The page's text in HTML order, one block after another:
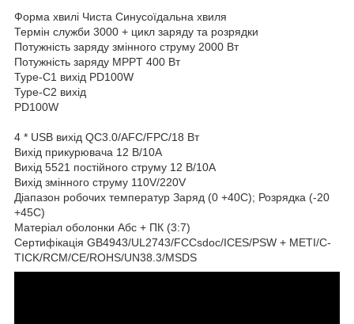
Форма хвилі Чиста Синусоїдальна хвиля
Термін служби 3000 + цикл заряду та розрядки
Потужність заряду змінного струму 2000 Вт
Потужність заряду MPPT 400 Вт
Type-C1 вихід PD100W
Type-C2 вихід
PD100W
4 * USB вихід QC3.0/AFC/FPC/18 Вт
Вихід прикурювача 12 В/10А
Вихід 5521 постійного струму 12 В/10А
Вихід змінного струму 110V/220V
Діапазон робочих температур Заряд (0 +40С); Розрядка (-20
+45С)
Матеріал оболонки Абс + ПК (3:7)
Сертифікація GB4943/UL2743/FCCsdoc/ICES/PSW + METI/C-
TICK/RCM/CE/ROHS/UN38.3/MSDS